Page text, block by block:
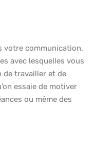
votre communication.
avec lesquelles vous
de travailler et de
essaie de motiver
ou même des